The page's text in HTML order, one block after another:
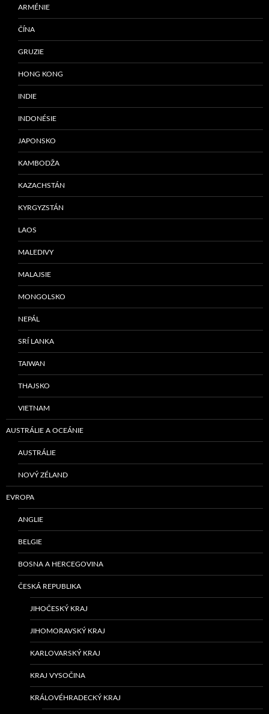
ARMÉNIE
ČÍNA
GRUZIE
HONG KONG
INDIE
INDONÉSIE
JAPONSKO
KAMBODŽA
KAZACHSTÁN
KYRGYZSTÁN
LAOS
MALEDIVY
MALAJSIE
MONGOLSKO
NEPÁL
SRÍ LANKA
TAIWAN
THAJSKO
VIETNAM
AUSTRÁLIE A OCEÁNIE
AUSTRÁLIE
NOVÝ ZÉLAND
EVROPA
ANGLIE
BELGIE
BOSNA A HERCEGOVINA
ČESKÁ REPUBLIKA
JIHOČESKÝ KRAJ
JIHOMORAVSKÝ KRAJ
KARLOVARSKÝ KRAJ
KRAJ VYSOČINA
KRÁLOVÉHRADECKÝ KRAJ